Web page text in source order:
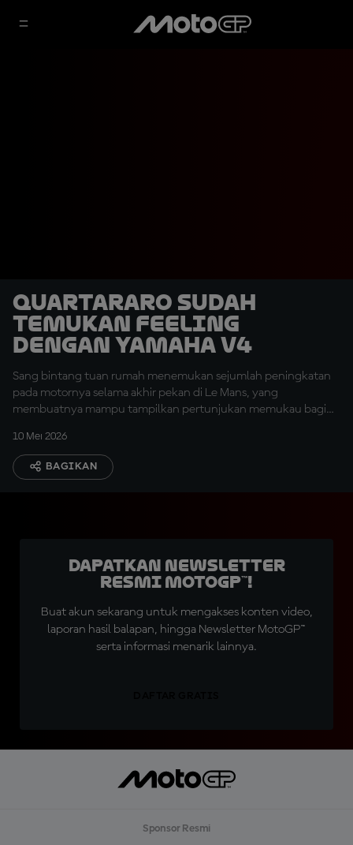
Quartararo Sudah
Temukan Feeling
dengan Yamaha V4
Sang bintang tuan rumah menemukan sejumlah peningkatan
pada motornya selama akhir pekan di Le Mans, yang
membuatnya mampu tampilkan pertunjukan memukau bagi
10 Mei 2026
BAGIKAN
Dapatkan Newsletter
Resmi MotoGP™!
Buat akun sekarang untuk mengakses konten video,
laporan hasil balapan, hingga Newsletter MotoGP™
serta informasi menarik lainnya.
Sponsor Resmi